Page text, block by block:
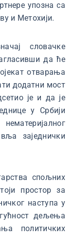
упозна са
и Метохији.
словачке
да ће
отварања
додатни мост
је и да је
у Србији
заједнички
спољних
простор за
наступа у
дељења
политичких